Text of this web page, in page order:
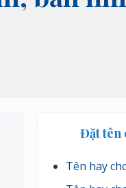
Sidebar
Đặt tên
Tên hay